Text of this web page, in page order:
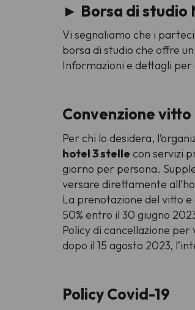
► Borsa di studio
Vi segnaliamo che i
borsa di studio che offre
Informazioni e dettagli
Convenzione
Per chi lo desidera,
hotel 3 stelle con servizi
giorno per persona.
versare direttamente
La prenotazione del vitto e
50% entro il 30 giugno
Policy di cancellazione
dopo il 15 agosto 2023,
Policy Covid-19